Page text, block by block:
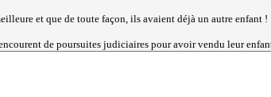
et que de toute façon, ils avaient déjà un autre enfant !
de poursuites judiciaires pour avoir vendu leur